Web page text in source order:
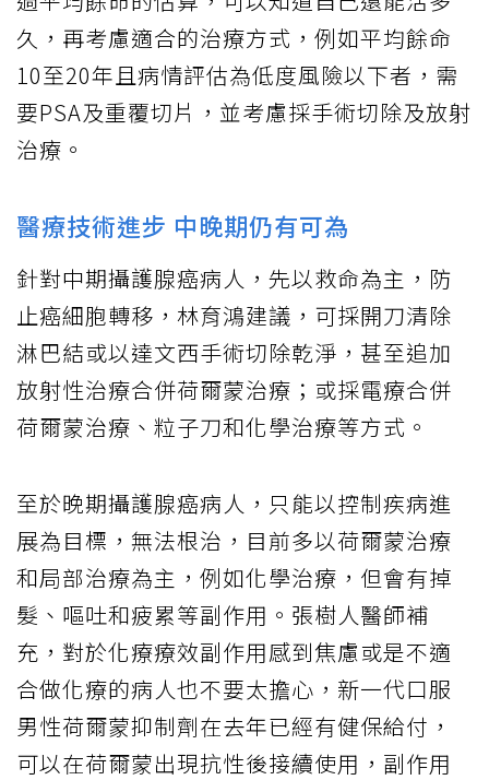
久，再考慮適合的治療方式，例如平均餘命
10至20年且病情評估為低度風險以下者，需
要PSA及重覆切片，並考慮採手術切除及放射
治療。
醫療技術進步 中晚期仍有可為
針對中期攝護腺癌病人，先以救命為主，防
止癌細胞轉移，林育鴻建議，可採開刀清除
淋巴結或以達文西手術切除乾淨，甚至追加
放射性治療合併荷爾蒙治療；或採電療合併
荷爾蒙治療、粒子刀和化學治療等方式。
至於晚期攝護腺癌病人，只能以控制疾病進
展為目標，無法根治，目前多以荷爾蒙治療
和局部治療為主，例如化學治療，但會有掉
髮、嘔吐和疲累等副作用。張樹人醫師補
充，對於化療療效副作用感到焦慮或是不適
合做化療的病人也不要太擔心，新一代口服
男性荷爾蒙抑制劑在去年已經有健保給付，
可以在荷爾蒙出現抗性後接續使用，副作用